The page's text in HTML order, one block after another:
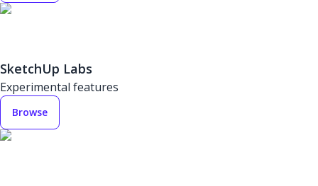
SketchUp Labs
Experimental features
Browse